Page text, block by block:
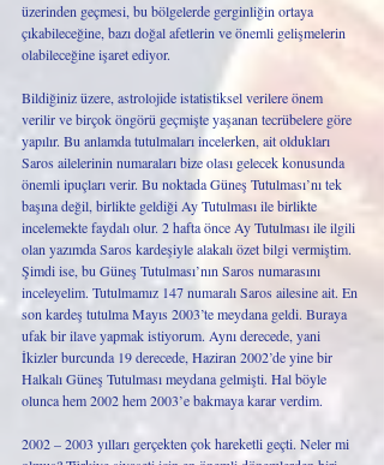
üzerinden geçmesi, bu bölgelerde gerginliğin ortaya
çıkabileceğine, bazı doğal afetlerin ve önemli gelişmelerin
olabileceğine işaret ediyor.
Bildiğiniz üzere, astrolojide istatistiksel verilere önem
verilir ve birçok öngörü geçmişte yaşanan tecrübelere göre
yapılır. Bu anlamda tutulmaları incelerken, ait oldukları
Saros ailelerinin numaraları bize olası gelecek konusunda
önemli ipuçları verir. Bu noktada Güneş Tutulması’nı tek
başına değil, birlikte geldiği Ay Tutulması ile birlikte
incelemekte faydalı olur. 2 hafta önce Ay Tutulması ile ilgili
olan yazımda Saros kardeşiyle alakalı özet bilgi vermiştim.
Şimdi ise, bu Güneş Tutulması’nın Saros numarasını
inceleyelim. Tutulmamız 147 numaralı Saros ailesine ait. En
son kardeş tutulma Mayıs 2003’te meydana geldi. Buraya
ufak bir ilave yapmak istiyorum. Aynı derecede, yani
İkizler burcunda 19 derecede, Haziran 2002’de yine bir
Halkalı Güneş Tutulması meydana gelmişti. Hal böyle
olunca hem 2002 hem 2003’e bakmaya karar verdim.
2002 – 2003 yılları gerçekten çok hareketli geçti. Neler mi